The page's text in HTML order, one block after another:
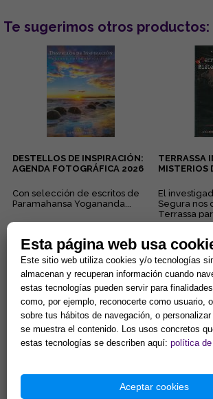
Te sugerimos otros productos:
DESTELLOS DE INSPIRACIÓN:
AGENDA FOTOGRÁFICA 2026
Con selección de escritos de
Paramahansa Yogananda...
Comprar
TERRASSA
MISTERIOS
El
Segura nos
Terrassa
algunos de
FILM PP 19X66
TRANSPARENTE
Esta página web usa
Este sitio web utiliza cookies y/o tecnologías
almacenan y recuperan información cuando
estas tecnologías pueden servir para
como, por ejemplo, reconocerte como usuario,
sobre tus hábitos de navegación, o
se muestra el contenido. Los usos concretos
estas tecnologías se describen aquí: política
Aceptar cookies